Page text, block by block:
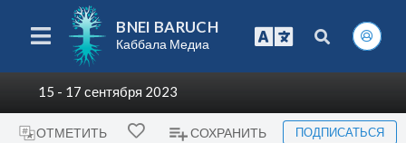
BNEI BARUCH
Каббала Медиа
15 - 17 сентября 2023
ОТМЕТИТЬ СОХРАНИТЬ ПОДПИСАТЬСЯ